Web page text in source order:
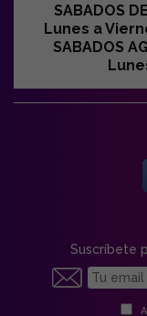
SABADOS
Lunes a
SABADOS
Suscríbete